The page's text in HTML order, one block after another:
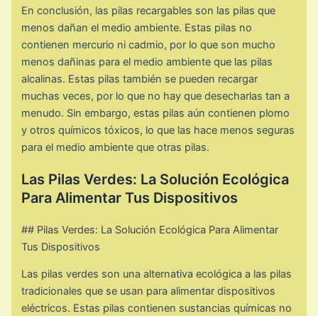
En conclusión, las pilas recargables son las pilas que
menos dañan el medio ambiente. Estas pilas no
contienen mercurio ni cadmio, por lo que son mucho
menos dañinas para el medio ambiente que las pilas
alcalinas. Estas pilas también se pueden recargar
muchas veces, por lo que no hay que desecharlas tan a
menudo. Sin embargo, estas pilas aún contienen plomo
y otros químicos tóxicos, lo que las hace menos seguras
para el medio ambiente que otras pilas.
Las Pilas Verdes: La Solución Ecológica
Para Alimentar Tus Dispositivos
## Pilas Verdes: La Solución Ecológica Para Alimentar
Tus Dispositivos
Las pilas verdes son una alternativa ecológica a las pilas
tradicionales que se usan para alimentar dispositivos
eléctricos. Estas pilas contienen sustancias químicas no